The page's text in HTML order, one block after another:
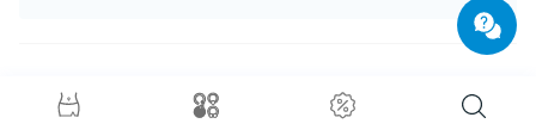
Produktdetaljer